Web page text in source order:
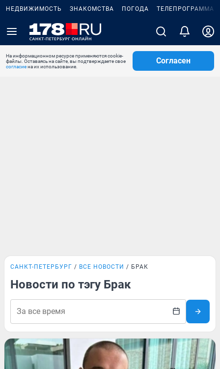
НЕДВИЖИМОСТЬ ЗНАКОМСТВА ПОГОДА ТЕЛЕПРОГРАММА
На информационном ресурсе применяются cookie-
файлы. Оставаясь на сайте, вы подтверждаете свое
согласиена их использование.
Согласен
САНКТ-ПЕТЕРБУРГ ВСЕ НОВОСТИ БРАК
Новости по тэгу Брак